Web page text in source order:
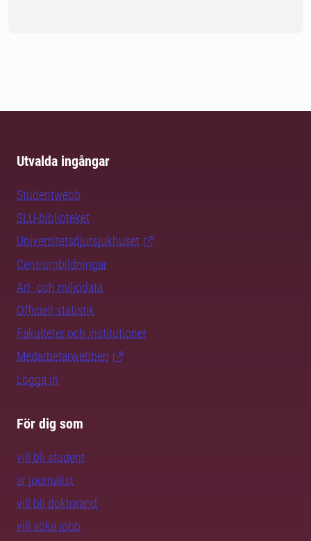
Utvalda ingångar
Studentwebb
SLU-biblioteket
Universitetsdjursjukhuset
Centrumbildningar
Art- och miljödata
Officiell statistik
Fakulteter och institutioner
Medarbetarwebben
Logga in
För dig som
vill bli student
är journalist
vill bli doktorand
vill söka jobb